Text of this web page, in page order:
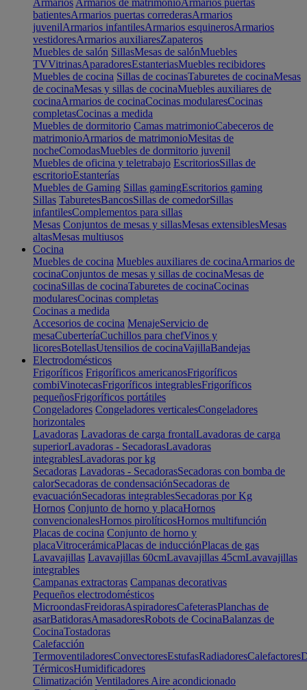
Armarios Armarios de matrimonioArmarios puertas
batientesArmarios puertas correderasArmarios
juvenilArmarios infantilesArmarios esquinerosArmarios
vestidoresArmarios auxiliaresZapateros
Muebles de salón SillasMesas de salónMuebles
TVVitrinasAparadoresEstanteriasMuebles recibidores
Muebles de cocina Sillas de cocinasTaburetes de cocinaMesas
de cocinaMesas y sillas de cocinaMuebles auxiliares de
cocinaArmarios de cocinaCocinas modularesCocinas
completasCocinas a medida
Muebles de dormitorio Camas matrimonioCabeceros de
matrimonioArmarios de matrimonioMesitas de
nocheComodasMuebles de dormitorio juvenil
Muebles de oficina y teletrabajo EscritoriosSillas de
escritorioEstanterías
Muebles de Gaming Sillas gamingEscritorios gaming
Sillas TaburetesBancosSillas de comedorSillas
infantilesComplementos para sillas
Mesas Conjuntos de mesas y sillasMesas extensiblesMesas
altasMesas multiusos
Cocina
Muebles de cocina Muebles auxiliares de cocinaArmarios de
cocinaConjuntos de mesas y sillas de cocinaMesas de
cocinaSillas de cocinaTaburetes de cocinaCocinas
modularesCocinas completas
Cocinas a medida
Accesorios de cocina MenajeServicio de
mesaCuberteríaCuchillos para chefVinos y
licoresBotellasUtensilios de cocinaVajillaBandejas
Electrodomésticos
Frigoríficos Frigoríficos americanosFrigoríficos
combiVinotecasFrigoríficos integrablesFrigoríficos
pequeñosFrigoríficos portátiles
Congeladores Congeladores verticalesCongeladores
horizontales
Lavadoras Lavadoras de carga frontalLavadoras de carga
superiorLavadoras - SecadorasLavadoras
integrablesLavadoras por kg
Secadoras Lavadoras - SecadorasSecadoras con bomba de
calorSecadoras de condensaciónSecadoras de
evacuaciónSecadoras integrablesSecadoras por Kg
Hornos Conjunto de horno y placaHornos
convencionalesHornos pirolíticosHornos multifunción
Placas de cocina Conjunto de horno y
placaVitrocerámicaPlacas de inducciónPlacas de gas
Lavavajillas Lavavajillas 60cmLavavajillas 45cmLavavajillas
integrables
Campanas extractoras Campanas decorativas
Pequeños electrodomésticos
MicroondasFreidorasAspiradoresCafeterasPlanchas de
asarBatidorasAmasadoresRobots de CocinaBalanzas de
CocinaTostadoras
Calefacción
TermoventiladoresConvectoresEstufasRadiadoresCalefactores
TérmicosHumidificadores
Climatización Ventiladores Aire acondicionado